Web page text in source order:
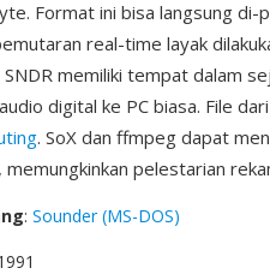
Format ini bisa langsung
real-time layak
memiliki tempat dalam
digital ke PC biasa. File
. SoX dan ffmpeg dapat
pelestarian
: Sounder (MS-DOS)